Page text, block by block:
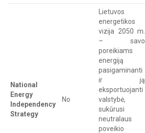
National
Energy
Independency
Strategy
No
Lietuvos
energetikos
vizija 2050 m.
– savo
poreikiams
energiją
pasigaminanti
ir ją
eksportuojanti
valstybė,
sukūrusi
neutralaus
poveikio